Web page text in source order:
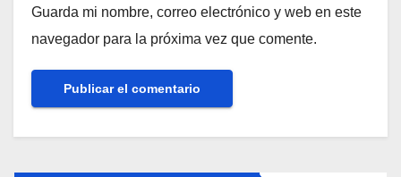
Guarda mi nombre, correo electrónico y web en este
navegador para la próxima vez que comente.